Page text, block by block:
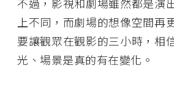
不過，影視和劇場雖然都是演
上不同，而劇場的想像空間再
要讓觀眾在觀影的三小時，相
光、場景是真的有在變化。